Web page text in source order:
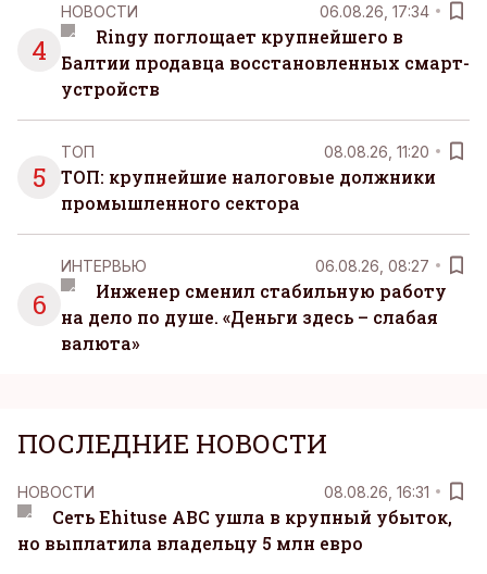
4
НОВОСТИ 06.08.26, 17:34
Ringy поглощает крупнейшего в
Балтии продавца восстановленных смарт-
устройств
5
ТОП 08.08.26, 11:20
ТОП: крупнейшие налоговые должники
промышленного сектора
6
ИНТЕРВЬЮ 06.08.26, 08:27
Инженер сменил стабильную работу
на дело по душе. «Деньги здесь – слабая
валюта»
ПОСЛЕДНИЕ НОВОСТИ
НОВОСТИ 08.08.26, 16:31
Сеть Ehituse ABC ушла в крупный убыток,
но выплатила владельцу 5 млн евро